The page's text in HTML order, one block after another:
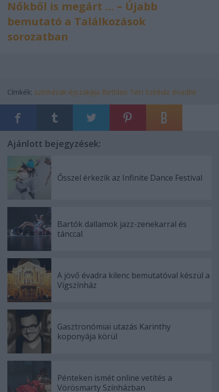
Nőkből is megárt ... – Újabb
bemutató a Találkozások
sorozatban
Címkék: színházak éjszakája Bethlen Téri Színház évadhír
Ajánlott bejegyzések:
Ősszel érkezik az Infinite Dance Festival
Bartók dallamok jazz-zenekarral és
tánccal
A jövő évadra kilenc bemutatóval készül a
Vígszínház
Gasztronómiai utazás Karinthy
koponyája körül
Pénteken ismét online vetítés a
Vörösmarty Színházban